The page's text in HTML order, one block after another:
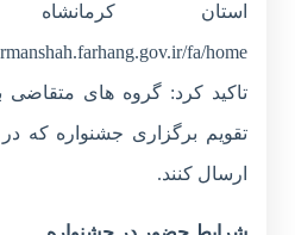
استان
fa/home
تاکید کرد: گروه های متقاضی
تقویم برگزاری جشنواره که
ارسال کنند.